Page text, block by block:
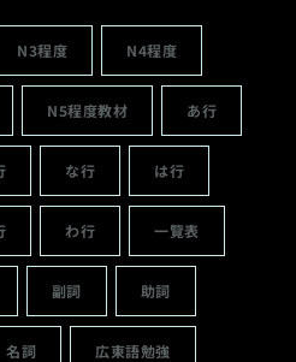
N3程度 N4程度
N5程度教材 あ行
な行 は行
わ行 一覽表
副詞 助詞
名詞 広東語勉強